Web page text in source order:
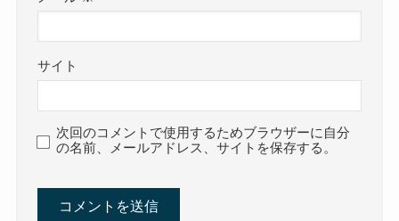
サイト
次回のコメントで使用するためブラウザーに自分
の名前、メールアドレス、サイトを保存する。